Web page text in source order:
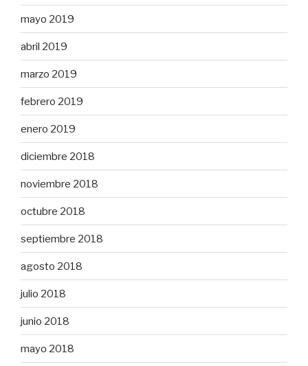
mayo 2019
abril 2019
marzo 2019
febrero 2019
enero 2019
diciembre 2018
noviembre 2018
octubre 2018
septiembre 2018
agosto 2018
julio 2018
junio 2018
mayo 2018